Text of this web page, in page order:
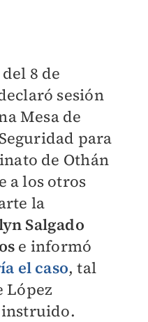
8 de
sesión
Mesa de
para
de Othán
a los otros
la
Salgado
e informó
el caso, tal
López